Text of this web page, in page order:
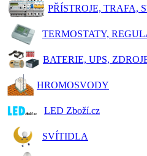
PŘÍSTROJE, TRAFA,
TERMOSTATY,
BATERIE, UPS,
HROMOSVODY
LED Zboží.cz
SVÍTIDLA